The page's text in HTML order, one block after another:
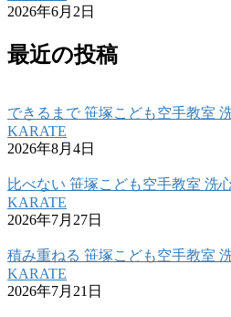
2026年6月2日
最近の投稿
できるまで 笹塚こども空手教室
KARATE
2026年8月4日
比べない 笹塚こども空手教室 洗
KARATE
2026年7月27日
積み重ねる 笹塚こども空手教室
KARATE
2026年7月21日